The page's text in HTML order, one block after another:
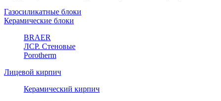
Газосиликатные блоки
Керамические блоки
BRAER
ЛСР. Стеновые
Porotherm
Лицевой кирпич
Керамический кирпич